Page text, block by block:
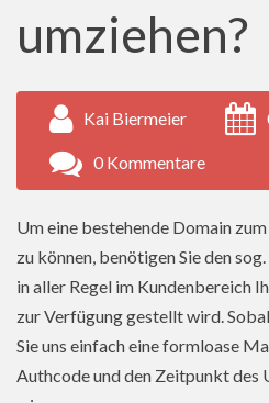
umziehen?
Kai Biermeier
0 Kommentare
Um eine bestehende Domain
zu können, benötigen Sie den
in aller Regel im Kundenbereich
zur Verfügung gestellt wird.
Sie uns einfach eine formloase
Authcode und den Zeitpunkt des